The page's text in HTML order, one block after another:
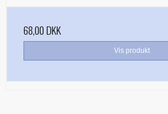
68,00 DKK
Vis produkt